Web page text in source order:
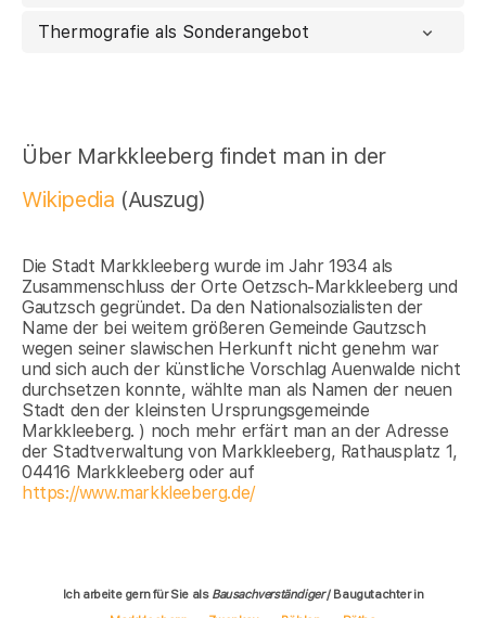
Thermografie als Sonderangebot
Über Markkleeberg findet man in der
Wikipedia (Auszug)
Die Stadt Markkleeberg wurde im Jahr 1934 als
Zusammenschluss der Orte Oetzsch-Markkleeberg und
Gautzsch gegründet. Da den Nationalsozialisten der
Name der bei weitem größeren Gemeinde Gautzsch
wegen seiner slawischen Herkunft nicht genehm war
und sich auch der künstliche Vorschlag Auenwalde nicht
durchsetzen konnte, wählte man als Namen der neuen
Stadt den der kleinsten Ursprungsgemeinde
Markkleeberg. ) noch mehr erfärt man an der Adresse
der Stadtverwaltung von Markkleeberg, Rathausplatz 1,
04416 Markkleeberg oder auf
https://www.markkleeberg.de/
Ich arbeite gern für Sie als Bausachverständiger/ Baugutachter in